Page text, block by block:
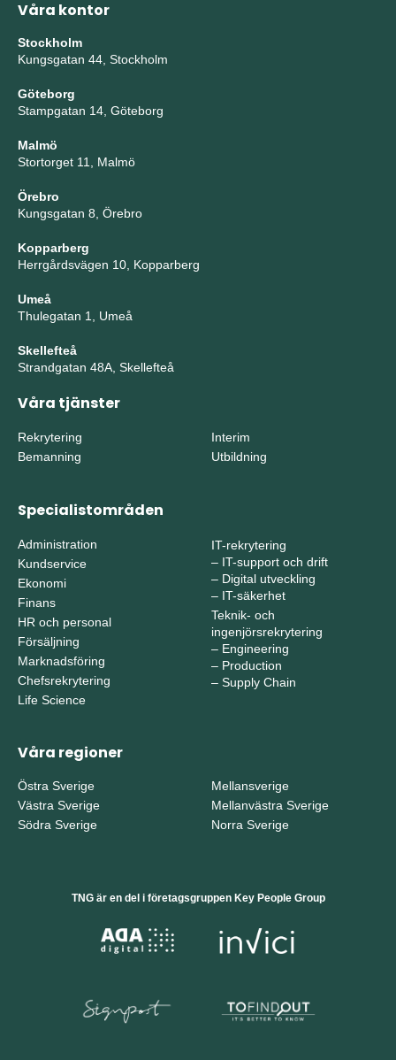
Våra kontor
Stockholm
Kungsgatan 44, Stockholm
Göteborg
Stampgatan 14, Göteborg
Malmö
Stortorget 11, Malmö
Örebro
Kungsgatan 8, Örebro
Kopparberg
Herrgårdsvägen 10, Kopparberg
Umeå
Thulegatan 1, Umeå
Skellefteå
Strandgatan 48A, Skellefteå
Våra tjänster
Rekrytering
Bemanning
Interim
Utbildning
Specialistområden
Administration
Kundservice
Ekonomi
Finans
HR och personal
Försäljning
Marknadsföring
Chefsrekrytering
Life Science
IT-rekrytering
– IT-support och drift
– Digital utveckling
– IT-säkerhet
Teknik- och
ingenjörsrekrytering
– Engineering
– Production
– Supply Chain
Våra regioner
Östra Sverige
Västra Sverige
Södra Sverige
Mellansverige
Mellanvästra Sverige
Norra Sverige
TNG är en del i företagsgruppen Key People Group